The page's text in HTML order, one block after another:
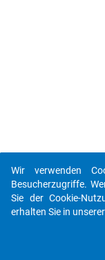
Wir verwenden
Besucherzugriffe.
Sie der Cookie-
erhalten Sie in unserer